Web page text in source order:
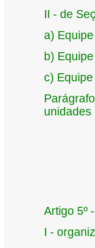
II - de
a)
b)
c)
unidades
Artigo 5º
I -